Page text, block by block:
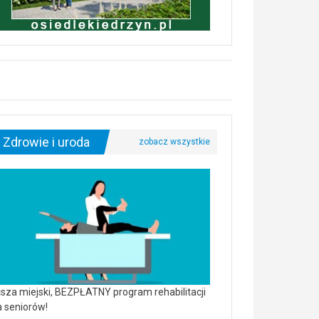
Zdrowie i uroda
miejski, BEZPŁATNY program rehabilitacji
seniorów!